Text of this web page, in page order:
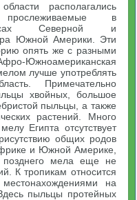
располагались
в
Северной и
Южной Америки. Эти
опять же с разными
Южноамериканская
лучше употреблять
Примечательно
хвойных, большое
пыльцы, а также
растений. Много
Египта отсутствует
общих родов
и Южной Америке,
позднего мела еще не
К тропикам относится
на
пыльцы протейных